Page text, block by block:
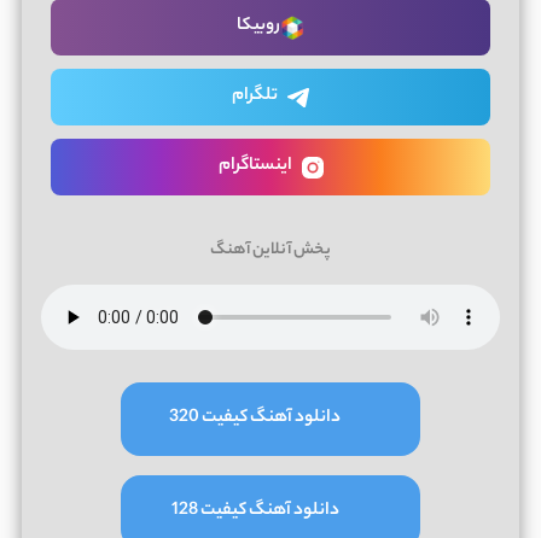
روبیکا
تلگرام
اینستاگرام
پخش آنلاین آهنگ
دانلود آهنگ کیفیت 320
دانلود آهنگ کیفیت 128